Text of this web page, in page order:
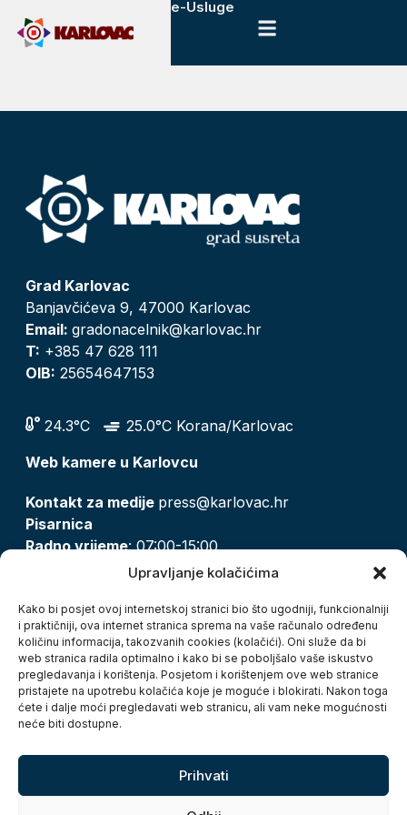
Upravljanje kolačićima
Kako bi posjet ovoj internetskoj stranici bio što ugodniji, funkcionalniji
i praktičniji, ova internet stranica sprema na vaše računalo određenu
količinu informacija, takozvanih cookies (kolačići). Oni služe da bi
web stranica radila optimalno i kako bi se poboljšalo vaše iskustvo
pregledavanja i korištenja. Posjetom i korištenjem ove web stranice
pristajete na upotrebu kolačića koje je moguće i blokirati. Nakon toga
ćete i dalje moći pregledavati web stranicu, ali vam neke mogućnosti
neće biti dostupne.
Prihvati
e-Usluge
Grad Karlovac
Banjavčićeva 9, 47000 Karlovac
Email: gradonacelnik@karlovac.hr
T: +385 47 628 111
OIB: 25654647153
24.3°C
25.0°C Korana/Karlovac
Web kamere u Karlovcu
Kontakt za medije press@karlovac.hr
Pisarnica
Radno vrijeme: 07:00-15:00
pisarnica@karlovac.hr
Zaštita osobnih podataka
Pristup informacijama
Kolačići
Izjava o pristupačnosti
Turistička zajednica grada Karlovca